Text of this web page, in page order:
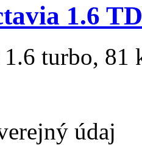
1.6
turbo, 81
údaj